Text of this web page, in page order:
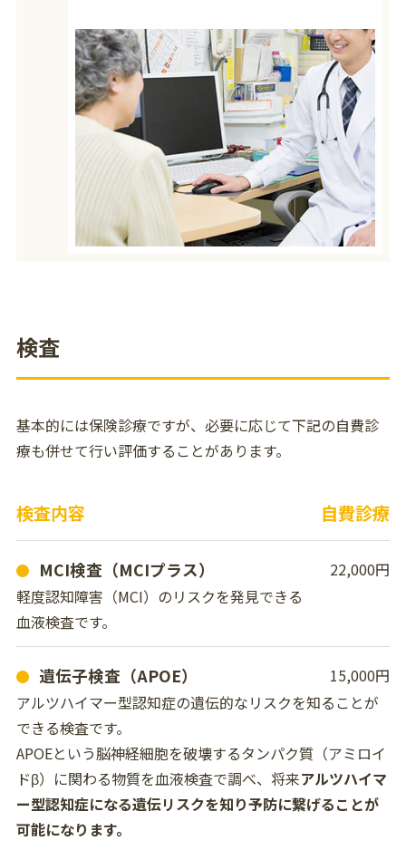
検査
基本的には保険診療ですが、必要に応じて下記の自費診
療も併せて行い評価することがあります。
検査内容 自費診療
MCI検査（MCIプラス）
22,000円
軽度認知障害（MCI）のリスクを発見できる
血液検査です。
遺伝子検査（APOE）
15,000円
アルツハイマー型認知症の遺伝的なリスクを知ることが
できる検査です。
APOEという脳神経細胞を破壊するタンパク質（アミロイ
ドβ）に関わる物質を血液検査で調べ、将来アルツハイマ
ー型認知症になる遺伝リスクを知り予防に繋げることが
可能になります。